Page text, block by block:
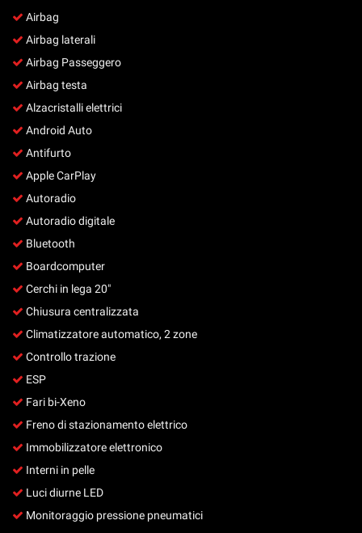
Airbag
Airbag laterali
Airbag Passeggero
Airbag testa
Alzacristalli elettrici
Android Auto
Antifurto
Apple CarPlay
Autoradio
Autoradio digitale
Bluetooth
Boardcomputer
Cerchi in lega 20"
Chiusura centralizzata
Climatizzatore automatico, 2 zone
Controllo trazione
ESP
Fari bi-Xeno
Freno di stazionamento elettrico
Immobilizzatore elettronico
Interni in pelle
Luci diurne LED
Monitoraggio pressione pneumatici
Salva
impostazioni